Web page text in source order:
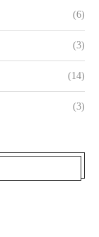
(6)
(3)
(14)
(3)